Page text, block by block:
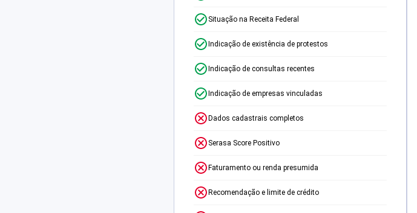
Situação na Receita Federal
Indicação de existência de protestos
Indicação de consultas recentes
Indicação de empresas vinculadas
Dados cadastrais completos
Serasa Score Positivo
Faturamento ou renda presumida
Recomendação e limite de crédito